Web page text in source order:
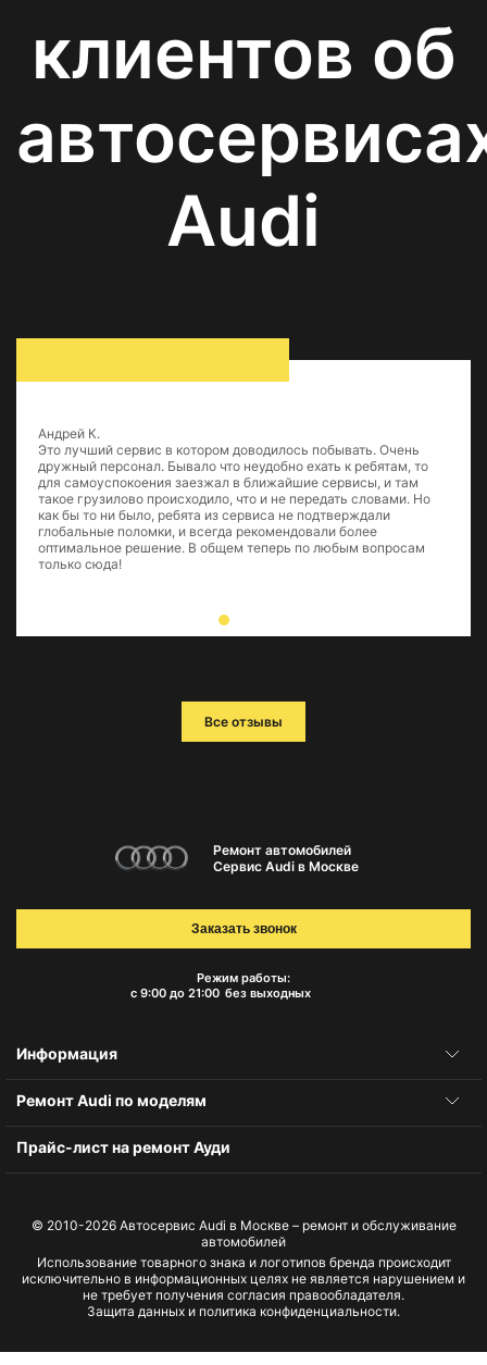
клиентов об
Audi
Андрей К.
Это лучший сервис в котором доводилось побывать. Очень
дружный персонал. Бывало что неудобно ехать к ребятам, то
для самоуспокоения заезжал в ближайшие сервисы, и там
такое грузилово происходило, что и не передать словами. Но
как бы то ни было, ребята из сервиса не подтверждали
глобальные поломки, и всегда рекомендовали более
оптимальное решение. В общем теперь по любым вопросам
только сюда!
Все отзывы
Ремонт автомобилей
Сервис Audi в Москве
Режим работы:
с 9:00 до 21:00 без выходных
Заказать звонок
Информация
Ремонт Audi по моделям
Прайс-лист на ремонт Ауди
© 2010-2026 Автосервис Audi в Москве – ремонт и обслуживание
автомобилей
Использование товарного знака и логотипов бренда происходит
исключительно в информационных целях не является нарушением и
не требует получения согласия правообладателя.
Защита данных и политика конфиденциальности.